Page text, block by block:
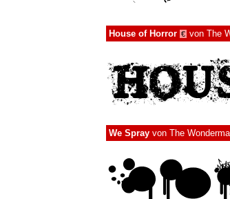
House of Horror € von The
We Spray von The